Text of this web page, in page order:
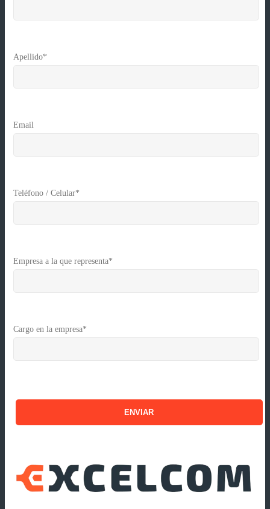
Apellido*
Email
Teléfono / Celular*
Empresa a la que representa*
Cargo en la empresa*